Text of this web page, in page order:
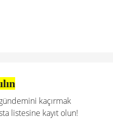
kaçırmak
listesine kayıt olun!